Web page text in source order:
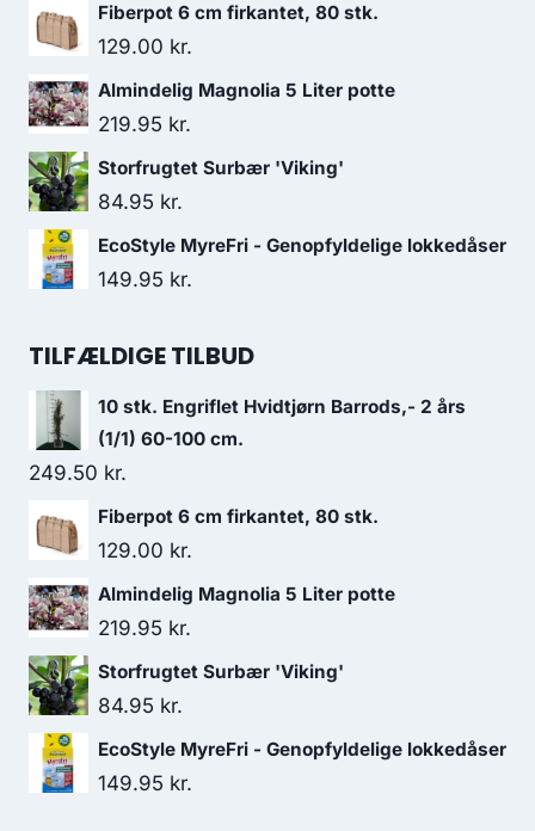
Fiberpot 6 cm firkantet, 80 stk.
129.00 kr.
Almindelig Magnolia 5 Liter potte
219.95 kr.
Storfrugtet Surbær 'Viking'
84.95 kr.
EcoStyle MyreFri - Genopfyldelige lokkedåser
149.95 kr.
TILFÆLDIGE TILBUD
10 stk. Engriflet Hvidtjørn Barrods,- 2 års
(1/1) 60-100 cm.
249.50 kr.
Fiberpot 6 cm firkantet, 80 stk.
129.00 kr.
Almindelig Magnolia 5 Liter potte
219.95 kr.
Storfrugtet Surbær 'Viking'
84.95 kr.
EcoStyle MyreFri - Genopfyldelige lokkedåser
149.95 kr.